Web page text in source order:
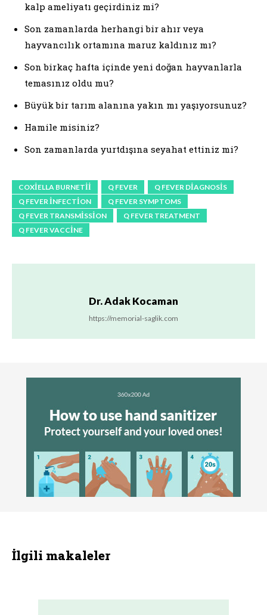
kalp ameliyatı geçirdiniz mi?
Son zamanlarda herhangi bir ahır veya
hayvancılık ortamına maruz kaldınız mı?
Son birkaç hafta içinde yeni doğan hayvanlarla
temasınız oldu mu?
Büyük bir tarım alanına yakın mı yaşıyorsunuz?
Hamile misiniz?
Son zamanlarda yurtdışına seyahat ettiniz mi?
COXIELLA BURNETII Q FEVER
Q FEVER DIAGNOSIS
Q FEVER INFECTION
Q FEVER SYMPTOMS
Q FEVER TRANSMISSION
Q FEVER TREATMENT
Q FEVER VACCINE
Dr. Adak Kocaman
https://memorial-saglik.com
İlgili makaleler